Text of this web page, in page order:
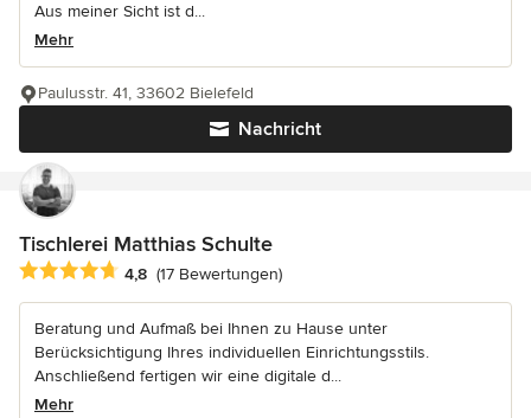
Aus meiner Sicht ist d...
Mehr
Nachricht
Paulusstr. 41, 33602 Bielefeld
Tischlerei Matthias Schulte
Durchschnittliche Bewertung: 4.8 von 5 Sternen
4,8 (17 Bewertungen)
Beratung und Aufmaß bei Ihnen zu Hause unter
Berücksichtigung Ihres individuellen Einrichtungsstils.
Anschließend fertigen wir eine digitale d...
Mehr